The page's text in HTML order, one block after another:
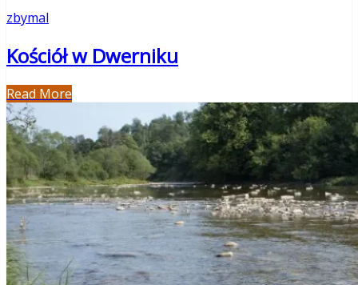
zbymal
Kościół w Dwerniku
Read More